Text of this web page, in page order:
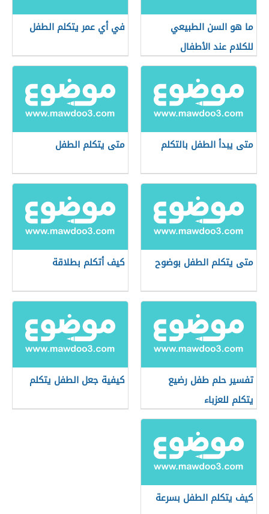
ما هو السن الطبيعي
للكلام عند الأطفال
في أي عمر يتكلم الطفل
متى يبدأ الطفل بالتكلم متى يتكلم الطفل
متى يتكلم الطفل بوضوح كيف أتكلم بطلاقة
تفسير حلم طفل رضيع
يتكلم للعزباء
كيفية جعل الطفل يتكلم
كيف يتكلم الطفل بسرعة